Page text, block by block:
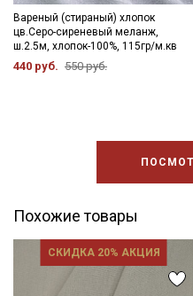
Вареный (стираный) хлопок
цв.Серо-сиреневый меланж,
ш.2.5м, хлопок-100%, 115гр/м.кв
440 руб. 550 руб.
Похожие товары
СКИДКА 20% АКЦИЯ